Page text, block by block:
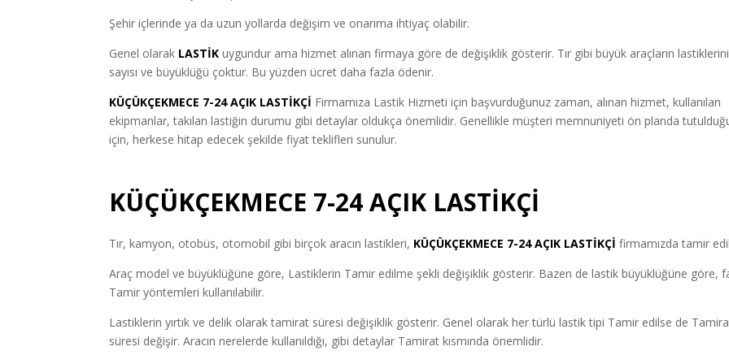
Şehir içlerinde ya da uzun yollarda değişim ve onarıma ihtiyaç olabilir.
Genel olarak LASTİK uygundur ama hizmet alınan firmaya göre de değişiklik gösterir. Tır gibi büyük araçların
sayısı ve büyüklüğü çoktur. Bu yüzden ücret daha fazla ödenir.
KÜÇÜKÇEKMECE 7-24 AÇIK LASTİKÇİ Firmamıza Lastik Hizmeti için başvurduğunuz zaman, alınan hizmet, kullanılan
ekipmanlar, takılan lastiğin durumu gibi detaylar oldukça önemlidir. Genellikle müşteri memnuniyeti ön planda
için, herkese hitap edecek şekilde fiyat teklifleri sunulur.
KÜÇÜKÇEKMECE 7-24 AÇIK LASTİKÇİ
Tır, kamyon, otobüs, otomobil gibi birçok aracın lastikleri, KÜÇÜKÇEKMECE 7-24 AÇIK LASTİKÇİfirmamızda tamir
Araç model ve büyüklüğüne göre, Lastiklerin Tamir edilme şekli değişiklik gösterir. Bazen de lastik büyüklüğüne göre,
Tamir yöntemleri kullanılabilir.
Lastiklerin yırtık ve delik olarak tamirat süresi değişiklik gösterir. Genel olarak her türlü lastik tipi Tamir edilse de
süresi değişir. Aracın nerelerde kullanıldığı, gibi detaylar Tamirat kısmında önemlidir.